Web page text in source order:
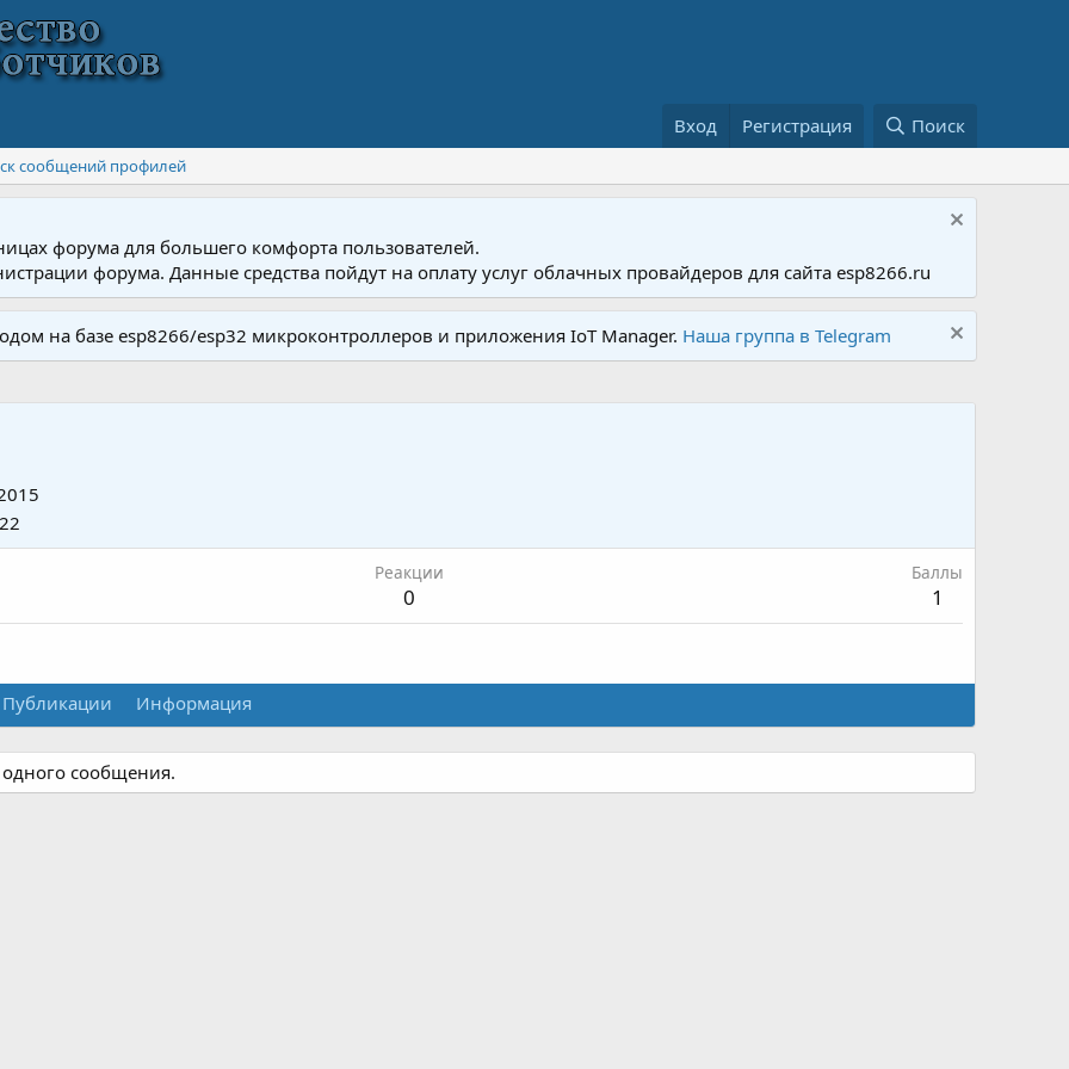
Вход Регистрация Поиск
сообщений профилей
форума для большего комфорта пользователей.
форума. Данные средства пойдут на оплату услуг облачных провайдеров для сайта esp8266.ru
на базе esp8266/esp32 микроконтроллеров и приложения IoT Manager. Наша группа в Telegram
Реакции
0
Баллы
1
Публикации Информация
сообщения.